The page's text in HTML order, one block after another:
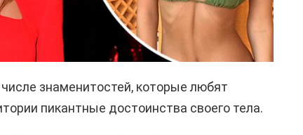
знаменитостей, которые любят
пикантные достоинства своего тела.